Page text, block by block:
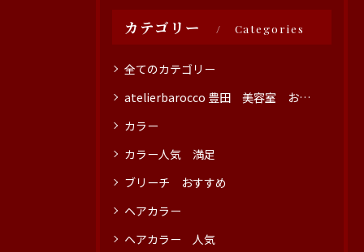
カテゴリー Categories
全てのカテゴリー
atelierbarocco 豊田 美容室 おすすめ
カラー
カラー人気 満足
ブリーチ おすすめ
ヘアカラー
ヘアカラー 人気